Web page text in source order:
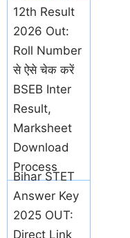
12th Result
2026 Out:
Roll Number
से ऐसे चेक करें
BSEB Inter
Result,
Marksheet
Download
Process
Bihar STET
Answer Key
2025 OUT:
Direct Link